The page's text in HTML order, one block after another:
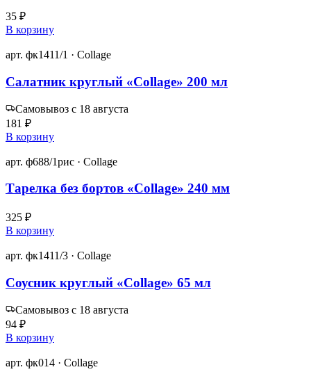
35 ₽
В корзину
арт. фк1411/1 · Collage
Салатник круглый «Collage» 200 мл
Самовывоз с 18 августа
181 ₽
В корзину
арт. ф688/1рис · Collage
Тарелка без бортов «Collage» 240 мм
325 ₽
В корзину
арт. фк1411/3 · Collage
Соусник круглый «Collage» 65 мл
Самовывоз с 18 августа
94 ₽
В корзину
арт. фк014 · Collage